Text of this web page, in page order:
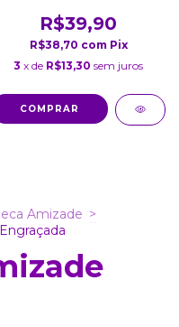
R$39,90
R$38,70 com Pix
3 x de R$13,30 sem juros
COMPRAR
Amizade >